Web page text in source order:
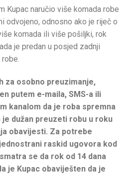
Kupac naručio više komada robe
odvojeno, odnosno ako je riječ o
komada ili više pošiljki, rok
je predan u posjed zadnji
za osobno preuzimanje,
putem e-maila, SMS-a ili
kanalom da je roba spremna
je dužan preuzeti robu u roku
obavijesti. Za potrebe
raskid ugovora kod
se da rok od 14 dana
je Kupac obaviješten da je